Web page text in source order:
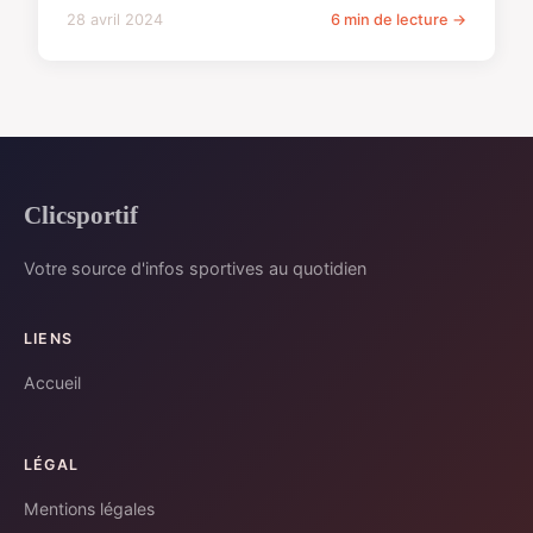
28 avril 2024 6 min de lecture →
Clicsportif
Votre source d'infos sportives au quotidien
LIENS
Accueil
LÉGAL
Mentions légales